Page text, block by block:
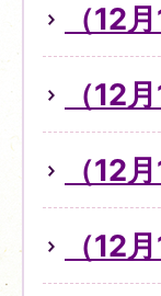
（12
（12
（12
（12